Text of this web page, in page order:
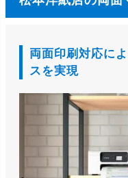
両面印刷対応に
スを実現